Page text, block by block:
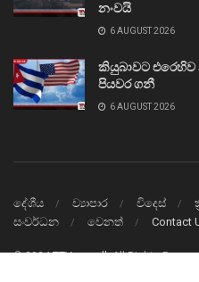
නංවයි
6 AUGUST 2026
කියුබාවට
පියවර ගනී
6 AUGUST 2026
දේශීය ව්‍යාපාර විදෙස්
සංවර්ධන
වෙනත් Contact
© 2024TTVnews.lkAll Rights